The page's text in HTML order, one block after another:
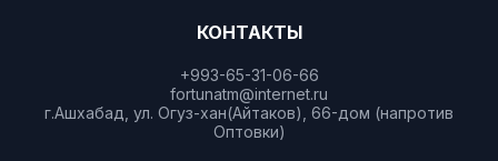
КОНТАКТЫ
+993-65-31-06-66
fortunatm@internet.ru
г.Ашхабад, ул. Огуз-хан(Айтаков), 66-дом (напротив
Оптовки)